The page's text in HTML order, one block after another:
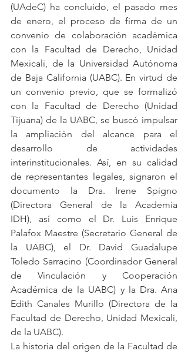
(UAdeC) ha concluido, el pasado mes
de enero, el proceso de firma de un
convenio de colaboración académica
con la Facultad de Derecho, Unidad
Mexicali, de la Universidad Autónoma
de Baja California (UABC). En virtud de
un convenio previo, que se formalizó
con la Facultad de Derecho (Unidad
Tijuana) de la UABC, se buscó impulsar
la ampliación del alcance para el
desarrollo de actividades
interinstitucionales. Así, en su calidad
de representantes legales, signaron el
documento la Dra. Irene Spigno
(Directora General de la Academia
IDH), así como el Dr. Luis Enrique
Palafox Maestre (Secretario General de
la UABC), el Dr. David Guadalupe
Toledo Sarracino (Coordinador General
de Vinculación y Cooperación
Académica de la UABC) y la Dra. Ana
Edith Canales Murillo (Directora de la
Facultad de Derecho, Unidad Mexicali,
de la UABC).
La historia del origen de la Facultad de